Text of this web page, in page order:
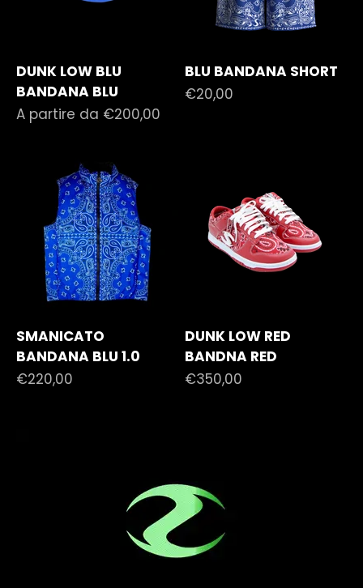
DUNK LOW BLU
BANDANA BLU
Prezzo scontato
A partire da €200,00
BLU BANDANA SHORT
Prezzo scontato
€20,00
SMANICATO
BANDANA BLU 1.0
Prezzo scontato
€220,00
DUNK LOW RED
BANDNA RED
Prezzo scontato
€350,00